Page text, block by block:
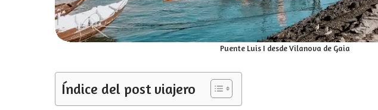
Puente Luis I desde Vilanova de Gaia
Índice del post viajero